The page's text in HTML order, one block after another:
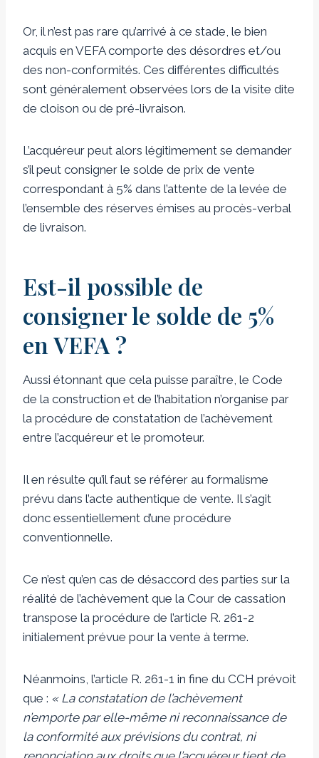
Or, il n’est pas rare qu’arrivé à ce stade, le bien
acquis en VEFA comporte des désordres et/ou
des non-conformités. Ces différentes difficultés
sont généralement observées lors de la visite dite
de cloison ou de pré-livraison.
L’acquéreur peut alors légitimement se demander
s’il peut consigner le solde de prix de vente
correspondant à 5% dans l’attente de la levée de
l’ensemble des réserves émises au procès-verbal
de livraison.
Est-il possible de
consigner le solde de 5%
en VEFA ?
Aussi étonnant que cela puisse paraître, le Code
de la construction et de l’habitation n’organise par
la procédure de constatation de l’achèvement
entre l’acquéreur et le promoteur.
Il en résulte qu’il faut se référer au formalisme
prévu dans l’acte authentique de vente. Il s’agit
donc essentiellement d’une procédure
conventionnelle.
Ce n’est qu’en cas de désaccord des parties sur la
réalité de l’achèvement que la Cour de cassation
transpose la procédure de l’article R. 261-2
initialement prévue pour la vente à terme.
Néanmoins, l’article R. 261-1 in fine du CCH prévoit
que : « La constatation de l’achèvement
n’emporte par elle-même ni reconnaissance de
la conformité aux prévisions du contrat, ni